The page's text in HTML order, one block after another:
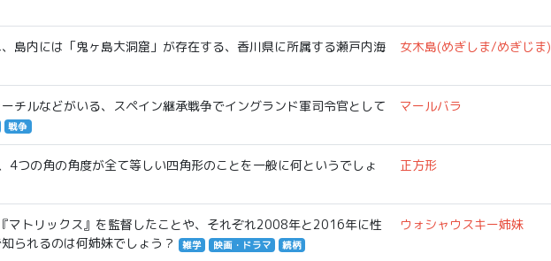
島内には「鬼ヶ島大洞窟」が存在する、香川県に所属する瀬戸内海
女木島(めぎしま/めぎじま)
チルなどがいる、スペイン継承戦争でイングランド軍司令官として
戦争
マールバラ
つの角の角度が全て等しい四角形のことを一般に何というでしょ
正方形
マトリックス』を監督したことや、それぞれ2008年と2016年に性
られるのは何姉妹でしょう？
雑学 映画・ドラマ 続柄
ウォシャウスキー姉妹